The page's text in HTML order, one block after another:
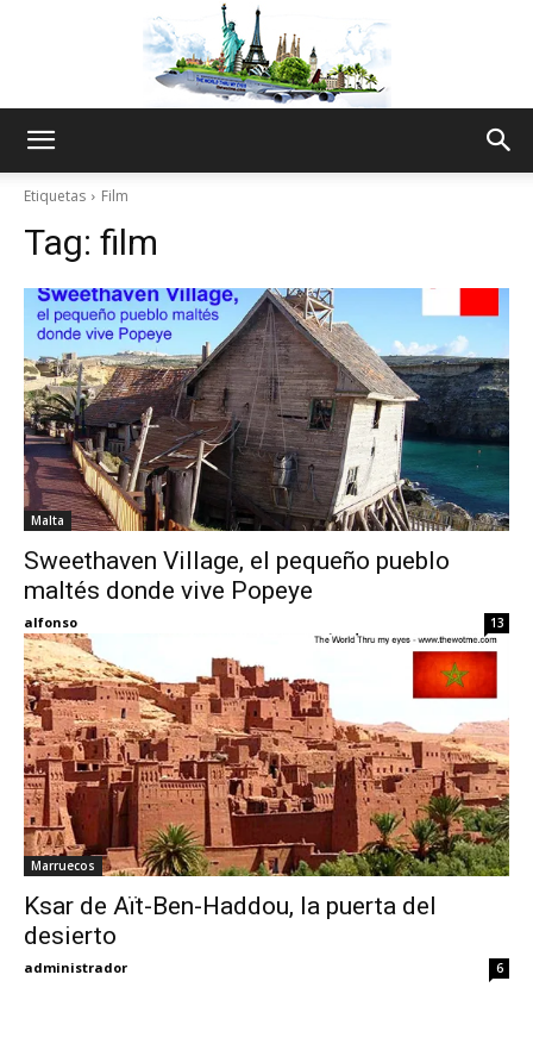
Thru
My
Eyes
Etiquetas Film
Tag: film
Malta
Sweethaven Village, el pequeño pueblo
maltés donde vive Popeye
alfonso 13
Marruecos
Ksar de Aït-Ben-Haddou, la puerta del
desierto
administrador 6